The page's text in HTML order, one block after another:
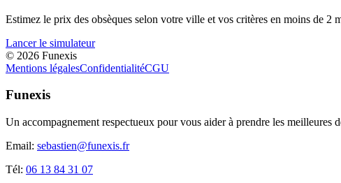
Estimez le prix des obsèques selon votre ville et vos critères en moins de 2
Lancer le simulateur
© 2026 Funexis
Mentions légalesConfidentialitéCGU
Funexis
Un accompagnement respectueux pour vous aider à prendre les meilleures
Email: sebastien@funexis.fr
Tél: 06 13 84 31 07